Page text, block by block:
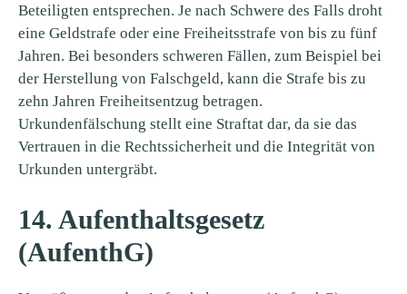
Beteiligten entsprechen. Je nach Schwere des Falls droht
eine Geldstrafe oder eine Freiheitsstrafe von bis zu fünf
Jahren. Bei besonders schweren Fällen, zum Beispiel bei
der Herstellung von Falschgeld, kann die Strafe bis zu
zehn Jahren Freiheitsentzug betragen.
Urkundenfälschung stellt eine Straftat dar, da sie das
Vertrauen in die Rechtssicherheit und die Integrität von
Urkunden untergräbt.
14. Aufenthaltsgesetz
(AufenthG)